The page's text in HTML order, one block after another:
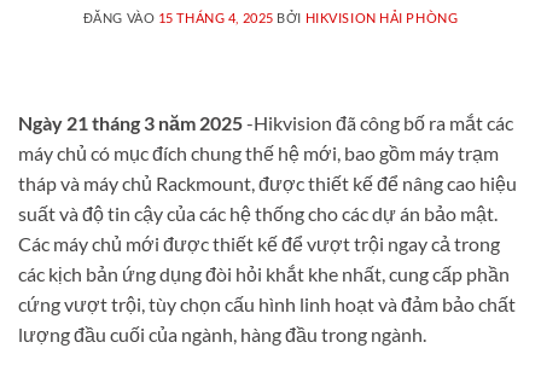
ĐĂNG VÀO 15 THÁNG 4, 2025 BỞI HIKVISION HẢI PHÒNG
Ngày 21 tháng 3 năm 2025-Hikvision đã công bố ra mắt các
máy chủ có mục đích chung thế hệ mới, bao gồm máy trạm
tháp và máy chủ Rackmount, được thiết kế để nâng cao hiệu
suất và độ tin cậy của các hệ thống cho các dự án bảo mật.
Các máy chủ mới được thiết kế để vượt trội ngay cả trong
các kịch bản ứng dụng đòi hỏi khắt khe nhất, cung cấp phần
cứng vượt trội, tùy chọn cấu hình linh hoạt và đảm bảo chất
lượng đầu cuối của ngành, hàng đầu trong ngành.